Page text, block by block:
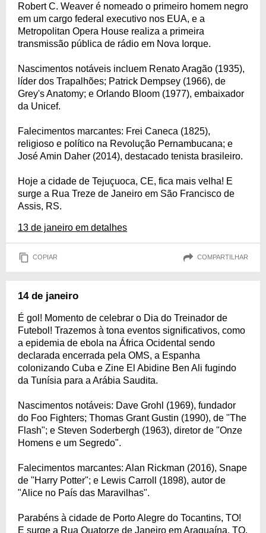
Robert C. Weaver é nomeado o primeiro homem negro
em um cargo federal executivo nos EUA, e a
Metropolitan Opera House realiza a primeira
transmissão pública de rádio em Nova Iorque.
Nascimentos notáveis incluem Renato Aragão (1935),
líder dos Trapalhões; Patrick Dempsey (1966), de
Grey's Anatomy; e Orlando Bloom (1977), embaixador
da Unicef.
Falecimentos marcantes: Frei Caneca (1825),
religioso e político na Revolução Pernambucana; e
José Amin Daher (2014), destacado tenista brasileiro.
Hoje a cidade de Tejuçuoca, CE, fica mais velha! E
surge a Rua Treze de Janeiro em São Francisco de
Assis, RS.
13 de janeiro em detalhes
COPIAR COMPARTILHAR
14 de janeiro
É gol! Momento de celebrar o Dia do Treinador de
Futebol! Trazemos à tona eventos significativos, como
a epidemia de ebola na África Ocidental sendo
declarada encerrada pela OMS, a Espanha
colonizando Cuba e Zine El Abidine Ben Ali fugindo
da Tunísia para a Arábia Saudita.
Nascimentos notáveis: Dave Grohl (1969), fundador
do Foo Fighters; Thomas Grant Gustin (1990), de "The
Flash"; e Steven Soderbergh (1963), diretor de "Onze
Homens e um Segredo".
Falecimentos marcantes: Alan Rickman (2016), Snape
de "Harry Potter"; e Lewis Carroll (1898), autor de
"Alice no País das Maravilhas".
Parabéns à cidade de Porto Alegre do Tocantins, TO!
E surge a Rua Quatorze de Janeiro em Araguaína, TO.